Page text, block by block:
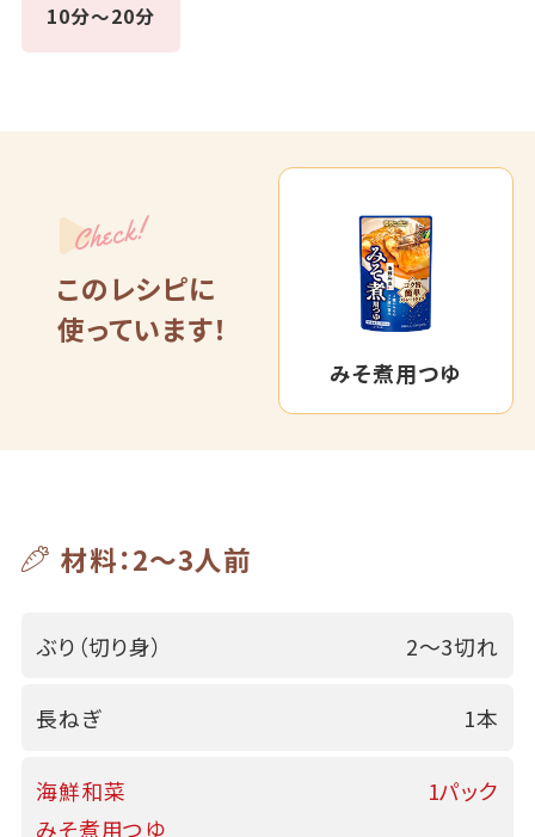
10分～20分
Check!
このレシピに
使っています！
みそ煮用つゆ
材料：2～3人前
ぶり（切り身） 2～3切れ
長ねぎ 1本
海鮮和菜
みそ煮用つゆ
1パック